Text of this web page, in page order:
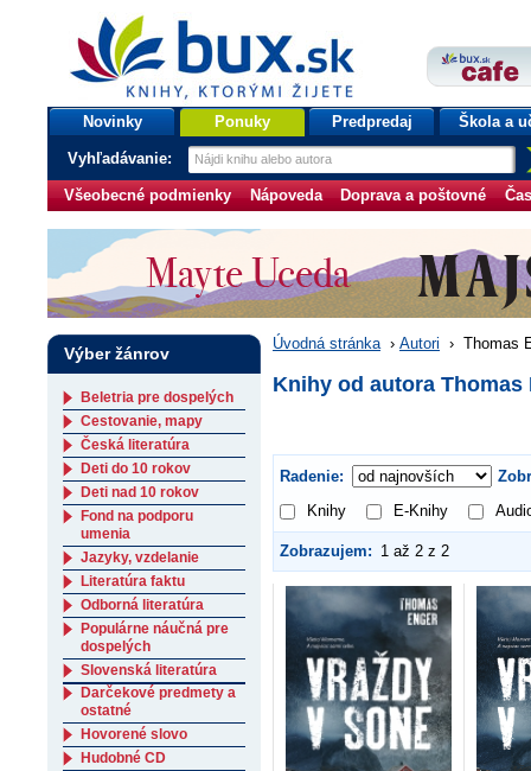
bux.sk
knihy, ktorými žijete
Úvodná stránka
Novinky Ponuky Predpredaj Škola a
Vyhľadávanie:
Všeobecné podmienky Nápoveda Doprava a poštovné
Úvodná stránka › Autori › Thomas
Knihy od autora
Radenie:
Knihy
E-Knihy
Zobrazujem: 1 až 2 z 2
Výber žánrov
Beletria pre dospelých
Cestovanie, mapy
Česká literatúra
Deti do 10 rokov
Deti nad 10 rokov
Fond na podporu
umenia
Jazyky, vzdelanie
Literatúra faktu
Odborná literatúra
Populárne náučná pre
dospelých
Slovenská literatúra
Darčekové predmety a
ostatné
Hovorené slovo
Hudobné CD